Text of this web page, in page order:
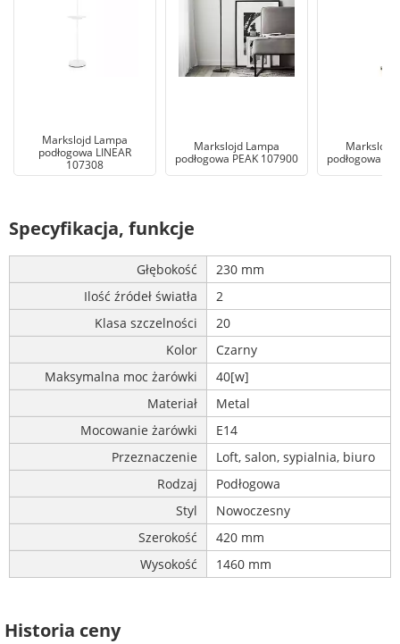
Markslojd Lampa
podłogowa LINEAR
107308
Markslojd Lampa
podłogowa PEAK 107900
Markslojd
podłogowa
Specyfikacja, funkcje
Głębokość
230 mm
Ilość źródeł światła
2
Klasa szczelności
20
Kolor
Czarny
Maksymalna moc żarówki
40[w]
Materiał
Metal
Mocowanie żarówki
E14
Przeznaczenie
Loft, salon, sypialnia, biuro
Rodzaj
Podłogowa
Styl
Nowoczesny
Szerokość
420 mm
Wysokość
1460 mm
Historia ceny